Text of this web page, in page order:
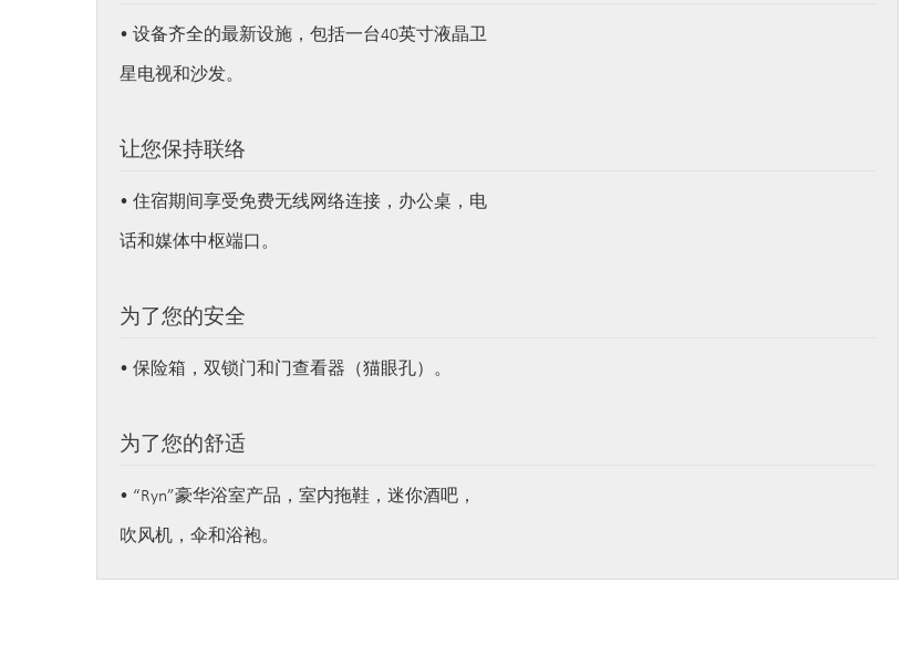
• 设备齐全的最新设施，包括一台40英寸液晶卫
星电视和沙发。
让您保持联络
• 住宿期间享受免费无线网络连接，办公桌，电
话和媒体中枢端口。
为了您的安全
• 保险箱，双锁门和门查看器（猫眼孔）。
为了您的舒适
• “Ryn”豪华浴室产品，室内拖鞋，迷你酒吧，
吹风机，伞和浴袍。